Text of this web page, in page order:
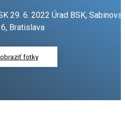
29. 6. 2022 Úrad BSK,
Bratislava
fotky